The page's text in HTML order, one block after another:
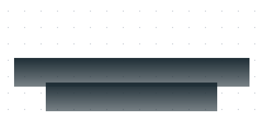
Le Learning Agent de
vos utilisateurs.